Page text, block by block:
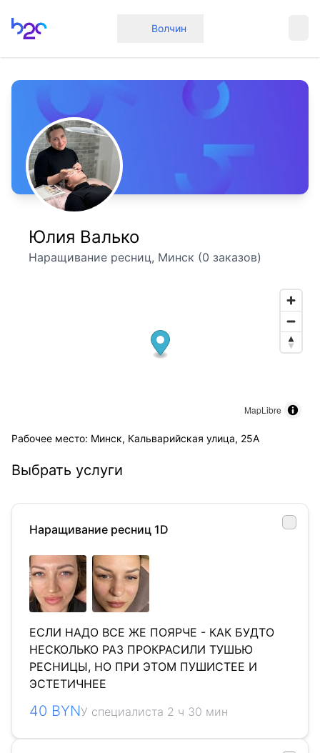
Главная Волчин
Юлия Валько
Наращивание ресниц, Минск (0 заказов)
MapLibre
Рабочее место: Минск, Кальварийская улица, 25А
Выбрать услуги
Наращивание ресниц 1D
ЕСЛИ НАДО ВСЕ ЖЕ ПОЯРЧЕ - КАК БУДТО
НЕСКОЛЬКО РАЗ ПРОКРАСИЛИ ТУШЬЮ
РЕСНИЦЫ, НО ПРИ ЭТОМ ПУШИСТЕЕ И
ЭСТЕТИЧНЕЕ
40 BYNУ специалиста 2 ч 30 мин